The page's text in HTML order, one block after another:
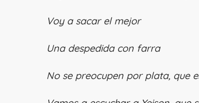
Voy a sacar el mejor
Una despedida con farra
No se preocupen por plata, que